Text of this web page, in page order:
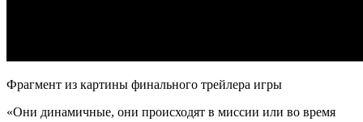
Фрагмент из картины финального трейлера игры
«Они динамичные, они происходят в миссии или во время